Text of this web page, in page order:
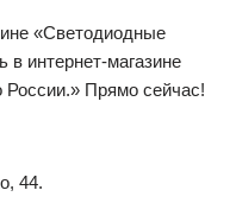
«Светодиодные
интернет-магазине
России.» Прямо сейчас!
44.